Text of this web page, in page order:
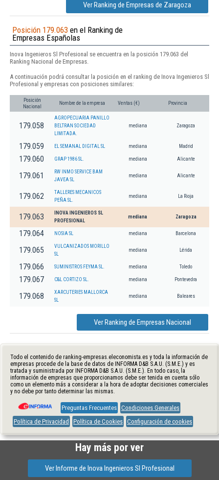
Ver Ranking de Empresas de Zaragoza
Posición 179.063 en el Ranking de
Empresas Españolas
Inova Ingenieros Sl Profesional se encuentra en la posición 179.063 del
Ranking Nacional de Empresas.
A continuación podrá consultar la posición en el ranking de Inova Ingenieros Sl
Profesional y empresas con posiciones similares:
Posición
Nacional
Nombre de la empresa Ventas (€) Provincia
179.058
AGROPECUARIA PANILLO
BELTRAN SOCIEDAD
LIMITADA.
mediana Zaragoza
179.059 EL SEMANAL DIGITAL SL mediana Madrid
179.060 GRAP 1986 SL. mediana Alicante
179.061
RW INMO SERVICE BAM
JAVEA SL
mediana Alicante
179.062
TALLERES MECANICOS
PEÑA SL.
mediana La Rioja
179.063
INOVA INGENIEROS SL
PROFESIONAL
mediana Zaragoza
179.064 NOSIA SL mediana Barcelona
179.065
VULCANIZADOS MORILLO
SL
mediana Lérida
179.066 SUMINISTROS FEYMA SL. mediana Toledo
179.067 C&L CORTIZO SL. mediana Pontevedra
179.068
XARCUTERIES MALLORCA
SL
mediana Baleares
Ver Ranking de Empresas Nacional
Todo el contenido de ranking-empresas.eleconomista.es y toda la información de
empresas procede de la base de datos de INFORMA D&B S.A.U. (S.M.E.) y es
tratada y suministrada por INFORMA D&B S.A.U. (S.M.E.). En todo caso, la
información de empresas que proporcionamos debe ser tenida en cuenta sólo
como un elemento más a considerar a la hora de adoptar decisiones comerciales
y no debe por tanto determinar las mismas.
Preguntas Frecuentes Condiciones Generales
Política de Privacidad
Política de Cookies Configuración de cookies
Hay más por ver
Ver Informe de Inova Ingenieros Sl Profesional